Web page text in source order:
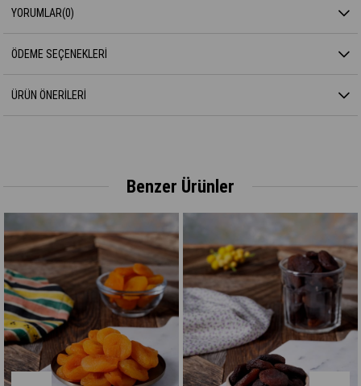
YORUMLAR(0)
ÖDEME SEÇENEKLERI
ÜRÜN ÖNERILERI
Benzer Ürünler